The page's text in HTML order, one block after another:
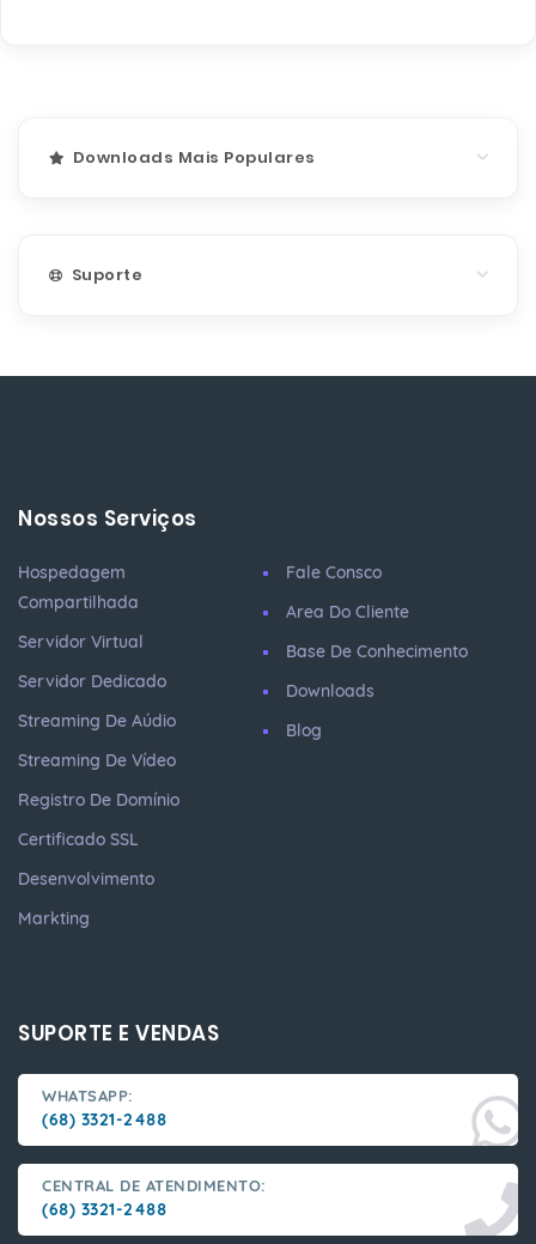
Downloads Mais Populares
Suporte
Nossos Serviços
Hospedagem
Compartilhada
Servidor Virtual
Servidor Dedicado
Streaming De Aúdio
Streaming De Vídeo
Registro De Domínio
Certificado SSL
Desenvolvimento
Markting
Fale Consco
Area Do Cliente
Base De Conhecimento
Downloads
Blog
SUPORTE E VENDAS
WHATSAPP:
(68) 3321-2488
CENTRAL DE ATENDIMENTO:
(68) 3321-2488